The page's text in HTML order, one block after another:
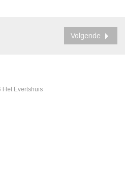
Volgende
Het Evertshuis